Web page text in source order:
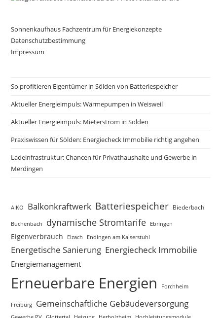
Sonnenkaufhaus Fachzentrum für Energiekonzepte
Datenschutzbestimmung
Impressum
So profitieren Eigentümer in Sölden von Batteriespeicher
Aktueller Energieimpuls: Wärmepumpen in Weisweil
Aktueller Energieimpuls: Mieterstrom in Sölden
Praxiswissen für Sölden: Energiecheck Immobilie richtig angehen
Ladeinfrastruktur: Chancen für Privathaushalte und Gewerbe in
Merdingen
AIKO Balkonkraftwerk Batteriespeicher Biederbach
Buchenbach dynamische Stromtarife Ebringen
Eigenverbrauch Elzach Endingen am Kaiserstuhl
Energetische Sanierung Energiecheck Immobilie
Energiemanagement
Erneuerbare Energien Forchheim
Freiburg Gemeinschaftliche Gebäudeversorgung